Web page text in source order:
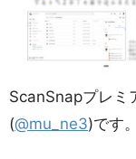
ScanSnapプレミ
(@mu_ne3)です。